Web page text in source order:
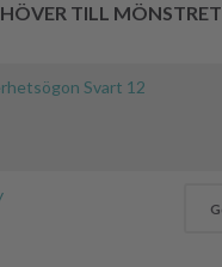
TILL MÖNSTRET
Svart 12